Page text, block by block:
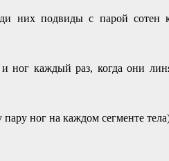
них подвиды с парой
каждый раз, когда они
ног на каждом сегменте